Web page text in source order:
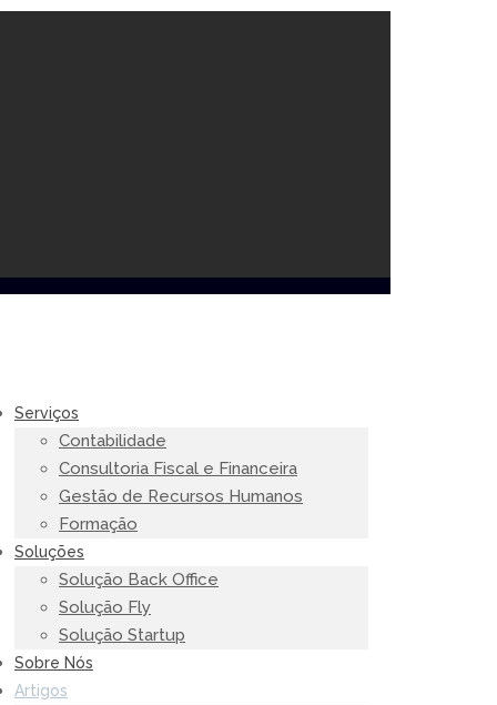
Serviços
Contabilidade
Consultoria Fiscal e Financeira
Gestão de Recursos Humanos
Formação
Soluções
Solução Back Office
Solução Fly
Solução Startup
Sobre Nós
Artigos